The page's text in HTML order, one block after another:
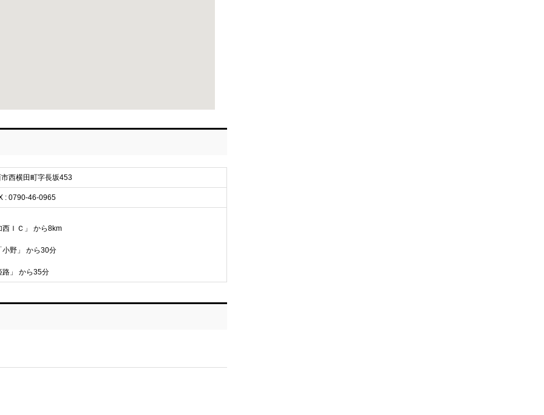
西横田町字長坂453
: 0790-46-0965
ＩＣ」 から8km
小野」 から30分
路」 から35分